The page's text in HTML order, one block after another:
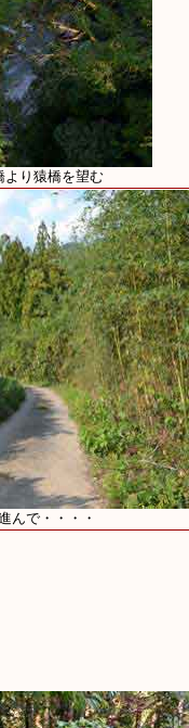
り猿橋を望む
んで・・・・